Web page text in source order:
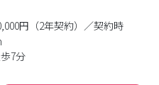
円（2年契約）／契約時
7分